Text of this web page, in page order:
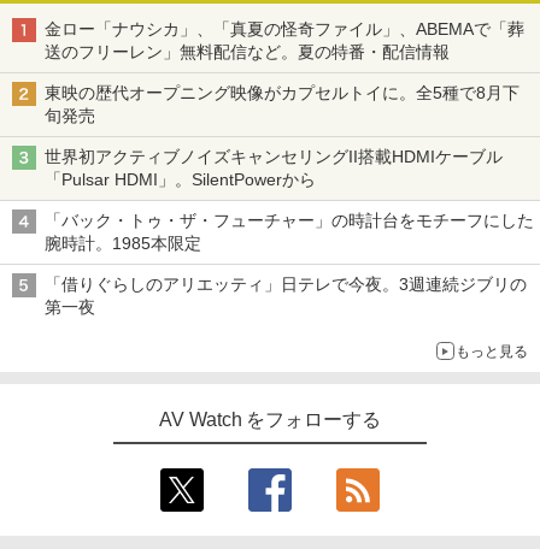
金ロー「ナウシカ」、「真夏の怪奇ファイル」、ABEMAで「葬
送のフリーレン」無料配信など。夏の特番・配信情報
東映の歴代オープニング映像がカプセルトイに。全5種で8月下
旬発売
世界初アクティブノイズキャンセリングII搭載HDMIケーブル
「Pulsar HDMI」。SilentPowerから
「バック・トゥ・ザ・フューチャー」の時計台をモチーフにした
腕時計。1985本限定
「借りぐらしのアリエッティ」日テレで今夜。3週連続ジブリの
第一夜
もっと見る
AV Watch をフォローする